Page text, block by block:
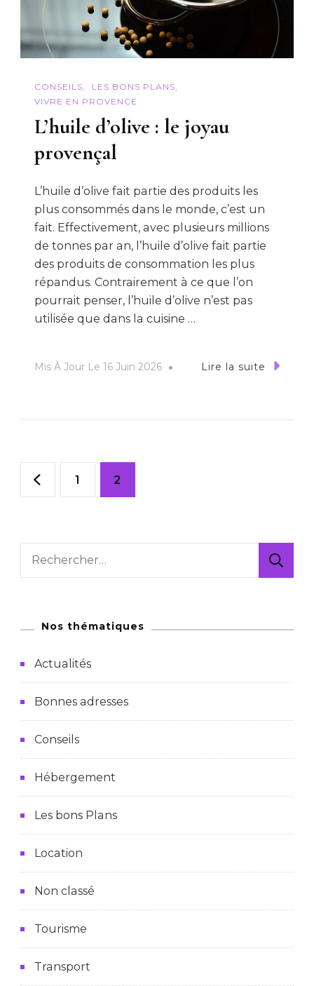
CONSEILS
LES BONS PLANS
VIVRE EN PROVENCE
L’huile d’olive : le joyau
provençal
L’huile d’olive fait partie des produits les
plus consommés dans le monde, c’est un
fait. Effectivement, avec plusieurs millions
de tonnes par an, l’huile d’olive fait partie
des produits de consommation les plus
répandus. Contrairement à ce que l’on
pourrait penser, l’huile d’olive n’est pas
utilisée que dans la cuisine …
Mis À Jour Le 16 Juin 2026 Lire la suite
Pagination
publications
Page
1 Page
2
Rechercher :
Nos thématiques
Actualités
Bonnes adresses
Conseils
Hébergement
Les bons Plans
Location
Non classé
Tourisme
Transport